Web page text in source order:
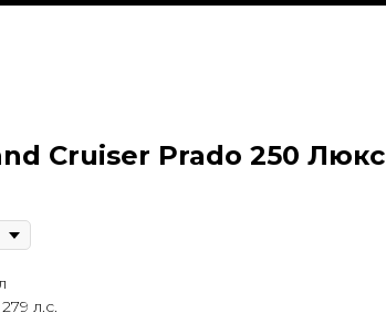
Cruiser Prado 250 Люкс
л.с.